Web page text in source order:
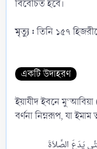
বিবেচিত হবে।
মৃত্যু :তিনি ১৫৭
একটি উদাহরণ
ইয়াযীদ ইবনে
বর্ণনা নিম্নরূপ, যা